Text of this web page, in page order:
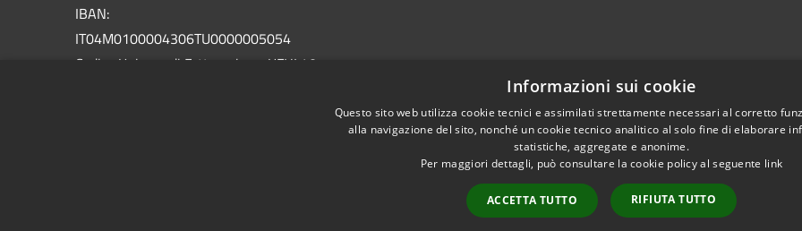
IBAN:
IT04M0100004306TU0000005054
Codice Univoco di Fatturazione: UFHL40
Informazioni sui cookie
Questo sito web utilizza cookie tecnici e assimilati strettamente necessari al corretto
alla navigazione del sito, nonché un cookie tecnico analitico al solo fine di elaborare
statistiche, aggregate e anonime.
Per maggiori dettagli, può consultare la cookie policy al seguente link
ACCETTA TUTTO RIFIUTA TUTTO